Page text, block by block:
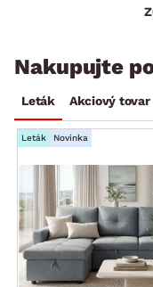
Nakupujte
Leták Akciový tovar
Leták Novinka